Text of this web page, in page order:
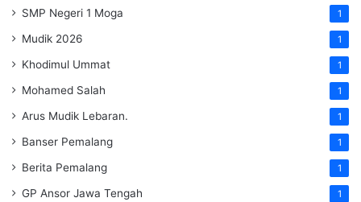
SMP Negeri 1 Moga 1
Mudik 2026 1
Khodimul Ummat 1
Mohamed Salah 1
Arus Mudik Lebaran. 1
Banser Pemalang 1
Berita Pemalang 1
GP Ansor Jawa Tengah 1